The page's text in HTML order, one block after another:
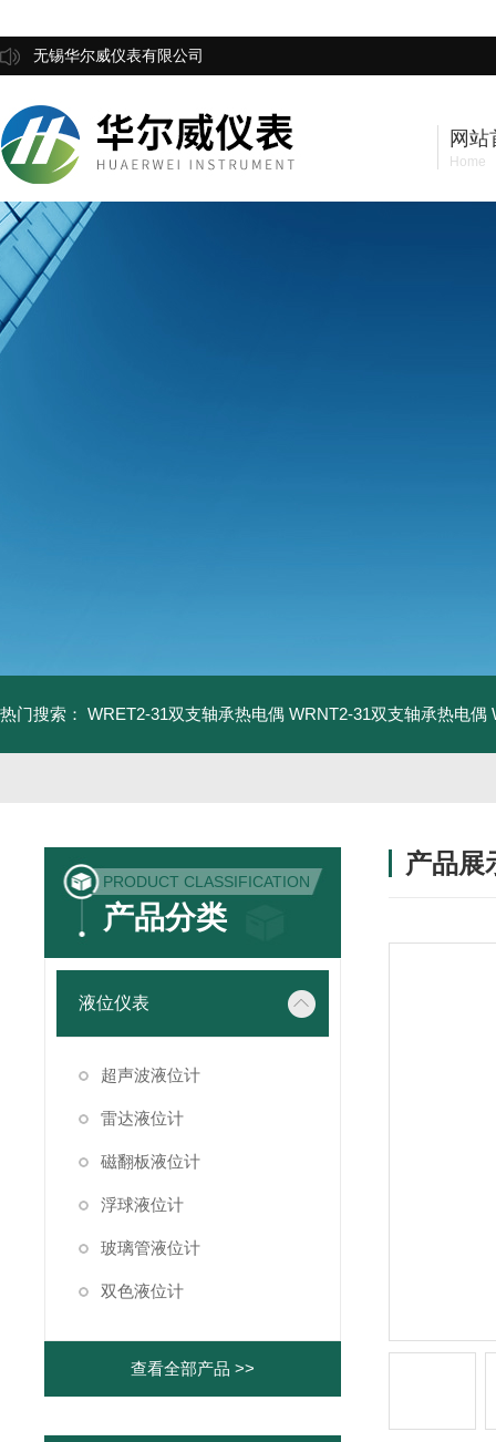
无锡华尔威仪表有限公司
网站
Home
热门搜索： WRET2-31双支轴承热电偶 WRNT2-31双支轴承热电偶
PRODUCT CLASSIFICATION
产品分类
液位仪表
超声波液位计
雷达液位计
磁翻板液位计
浮球液位计
玻璃管液位计
双色液位计
查看全部产品 >>
产品展